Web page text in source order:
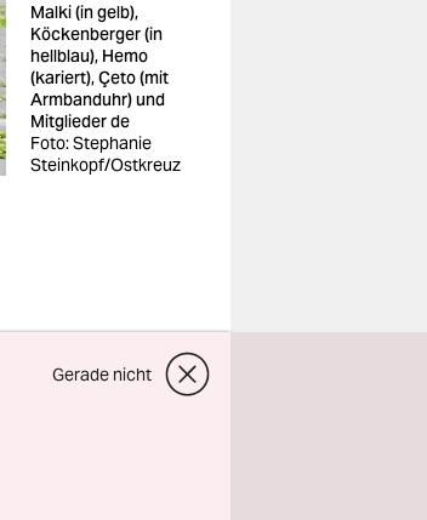
Malki (in gelb),
Köckenberger (in
hellblau), Hemo
(kariert), Çeto (mit
Armbanduhr) und
Mitglieder de
Foto: Stephanie
Steinkopf/Ostkreuz
Gerade nicht